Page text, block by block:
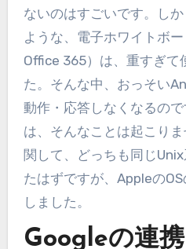
ないのはすごいです。し
ような、電子ホワイトボ
Office 365）は、重すぎて
た。そんな中、おっそい
動作・応答しなくなるの
は、そんなことは起こり
関して、どっちも同じ
たはずですが、Appleの
しました。
Googleの連携